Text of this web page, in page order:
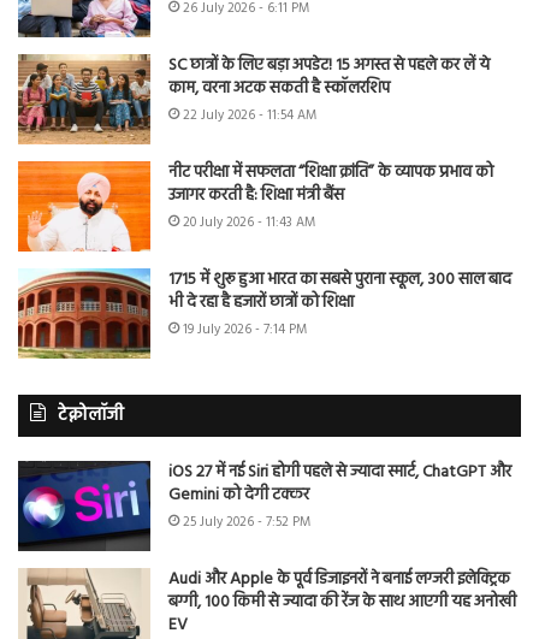
26 July 2026 - 6:11 PM
SC छात्रों के लिए बड़ा अपडेट! 15 अगस्त से पहले कर लें ये
काम, वरना अटक सकती है स्कॉलरशिप
22 July 2026 - 11:54 AM
नीट परीक्षा में सफलता “शिक्षा क्रांति” के व्यापक प्रभाव को
उजागर करती है: शिक्षा मंत्री बैंस
20 July 2026 - 11:43 AM
1715 में शुरू हुआ भारत का सबसे पुराना स्कूल, 300 साल बाद
भी दे रहा है हजारों छात्रों को शिक्षा
19 July 2026 - 7:14 PM
टेक्नोलॉजी
iOS 27 में नई Siri होगी पहले से ज्यादा स्मार्ट, ChatGPT और
Gemini को देगी टक्कर
25 July 2026 - 7:52 PM
Audi और Apple के पूर्व डिजाइनरों ने बनाई लग्जरी इलेक्ट्रिक
बग्गी, 100 किमी से ज्यादा की रेंज के साथ आएगी यह अनोखी
EV